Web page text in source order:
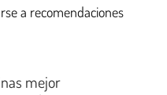
a recomendaciones
mejor